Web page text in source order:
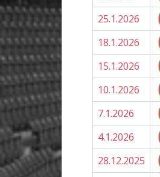
25.1.2026
18.1.2026
15.1.2026
10.1.2026
7.1.2026
4.1.2026
28.12.2025